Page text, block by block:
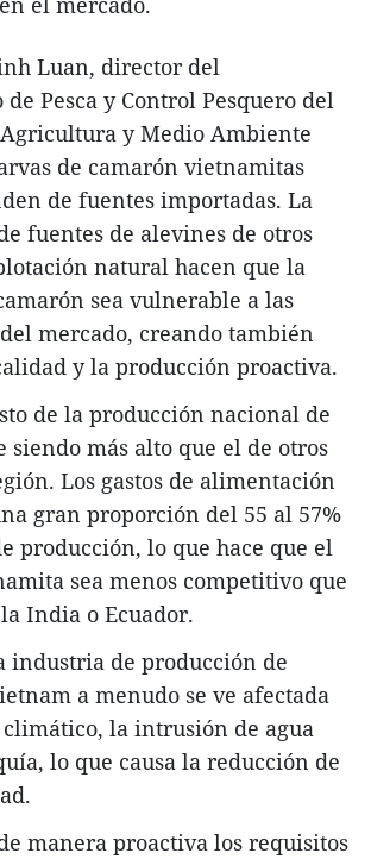
Luan, director del
Pesca y Control Pesquero del
y Medio Ambiente
de camarón vietnamitas
de fuentes importadas. La
fuentes de alevines de otros
natural hacen que la
sea vulnerable a las
mercado, creando también
y la producción proactiva.
de la producción nacional de
siendo más alto que el de otros
Los gastos de alimentación
gran proporción del 55 al 57%
producción, lo que hace que el
sea menos competitivo que
India o Ecuador.
industria de producción de
a menudo se ve afectada
la intrusión de agua
lo que causa la reducción de
manera proactiva los requisitos